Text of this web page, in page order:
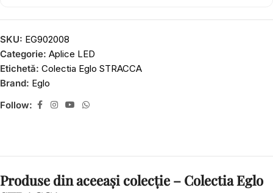
SKU: EG902008
Categorie: Aplice LED
Etichetă: Colectia Eglo STRACCA
Brand: Eglo
Follow:
Produse din aceeași colecție – Colectia Eglo